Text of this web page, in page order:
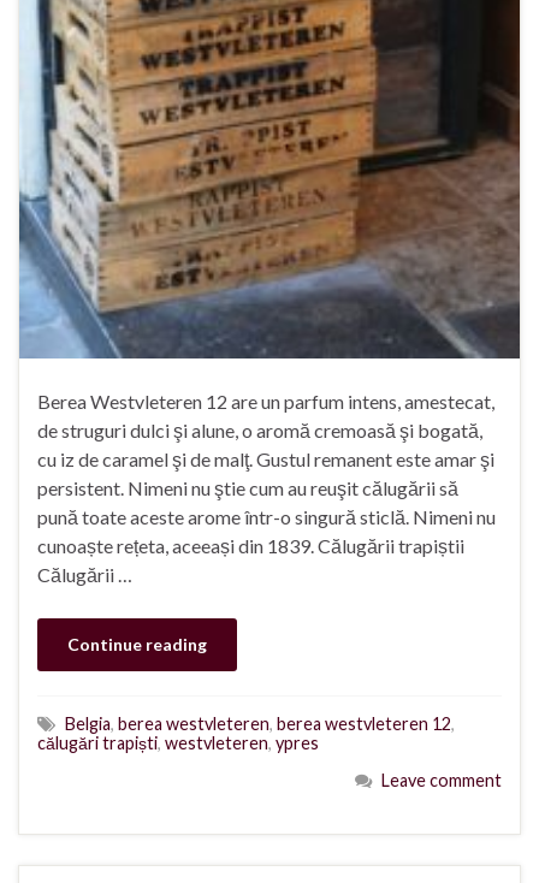
Berea Westvleteren 12 are un parfum intens, amestecat,
de struguri dulci şi alune, o aromă cremoasă şi bogată,
cu iz de caramel şi de malţ. Gustul remanent este amar şi
persistent. Nimeni nu ştie cum au reuşit călugării să
pună toate aceste arome într-o singură sticlă. Nimeni nu
cunoaște rețeta, aceeași din 1839. Călugării trapiștii
Călugării …
Continue reading
Belgia, berea westvleteren, berea westvleteren 12,
călugări trapiști, westvleteren, ypres
Leave comment